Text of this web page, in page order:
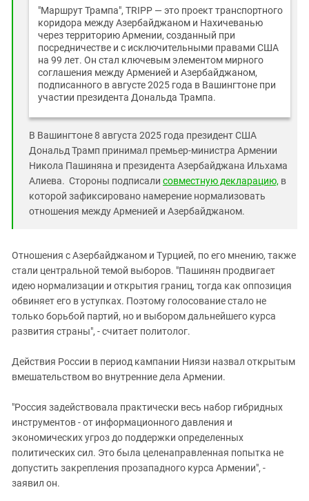
"Маршрут Трампа", TRIPP — это проект транспортного
коридора между Азербайджаном и Нахичеванью
через территорию Армении, созданный при
посредничестве и с исключительными правами США
на 99 лет. Он стал ключевым элементом мирного
соглашения между Арменией и Азербайджаном,
подписанного в августе 2025 года в Вашингтоне при
участии президента Дональда Трампа.
В Вашингтоне 8 августа 2025 года президент США
Дональд Трамп принимал премьер-министра Армении
Николa Пашиняна и президента Азербайджана Ильхама
Алиева. Стороны подписали совместную декларацию, в
которой зафиксировано намерение нормализовать
отношения между Арменией и Азербайджаном.
Отношения с Азербайджаном и Турцией, по его мнению, также
стали центральной темой выборов. "Пашинян продвигает
идею нормализации и открытия границ, тогда как оппозиция
обвиняет его в уступках. Поэтому голосование стало не
только борьбой партий, но и выбором дальнейшего курса
развития страны", - считает политолог.
Действия России в период кампании Ниязи назвал открытым
вмешательством во внутренние дела Армении.
"Россия задействовала практически весь набор гибридных
инструментов - от информационного давления и
экономических угроз до поддержки определенных
политических сил. Это была целенаправленная попытка не
допустить закрепления прозападного курса Армении", -
заявил он.